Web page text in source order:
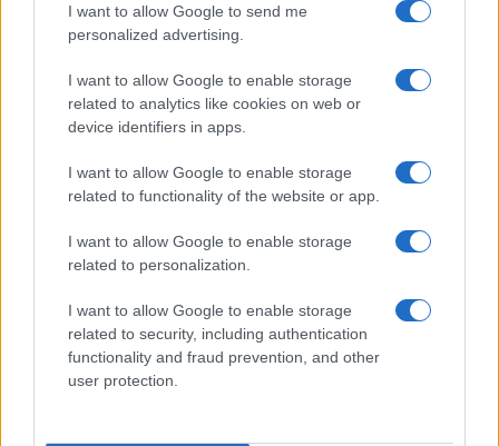
I want to allow Google to send me
personalized advertising.
I want to allow Google to enable storage
related to analytics like cookies on web or
device identifiers in apps.
I want to allow Google to enable storage
related to functionality of the website or app.
I want to allow Google to enable storage
related to personalization.
I want to allow Google to enable storage
related to security, including authentication
functionality and fraud prevention, and other
user protection.
daGoogle News
Condividi l'articolo
a
ce
b
o
o
k
T
w
it
te
r
Pi
n
te
re
st
W
h
at
s
A
p
p
S
h
a
Articolo precedente
Prossimo articolo
NOTIZIE RECENTI